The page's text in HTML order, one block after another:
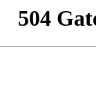
504